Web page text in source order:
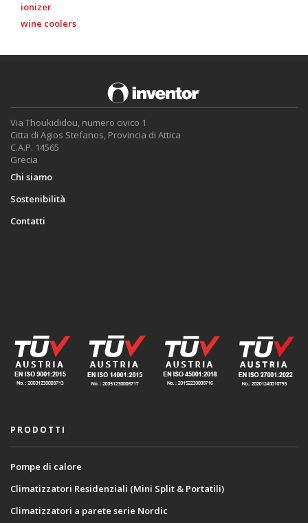
ionizer
wine coolers
Via Thoukididou, numero civico 1
Citta di Agios Stefanos, Provincia di Attica
C.A.P. 14565
Grecia
Chi siamo
Sostenibilità
Contatti
PRODOTTI
Pompe di calore
Climatizzatori Residenziali (Mini Split & Portatili)
Climatizzatori a parete serie Nordic